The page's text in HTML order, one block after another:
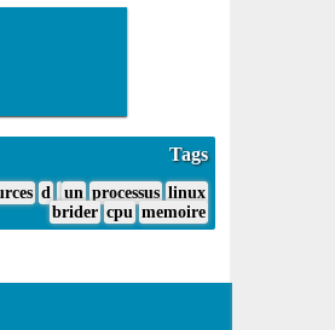
Tags
d un processus linux
brider cpu memoire